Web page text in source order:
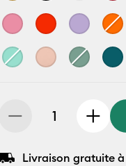
Livraison gratuite